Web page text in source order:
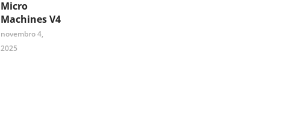
Micro
Machines V4
novembro 4,
2025